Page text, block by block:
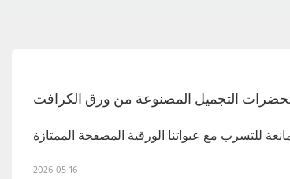
التجميل المصنوعة من ورق الكرافت
2026-05-16